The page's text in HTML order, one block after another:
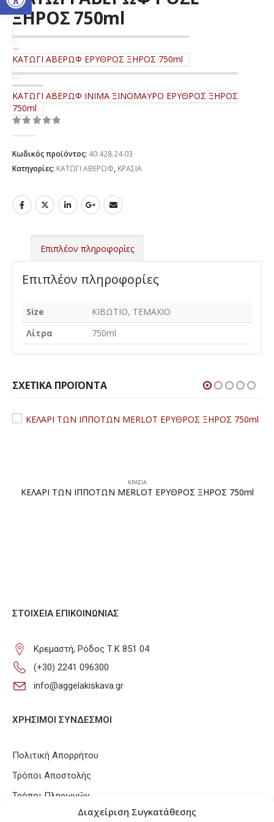
Διαχείριση Συγκατάθεσης
ΞΗΡΟΣ 750ml
ΚΑΤΩΓΙ ΑΒΕΡΩΦ ΕΡΥΘΡΟΣ ΞΗΡΟΣ 750ml
ΚΑΤΩΓΙ ΑΒΕΡΩΦ ΙΝΙΜΑ ΞΙΝΟΜΑΥΡΟ ΕΡΥΘΡΟΣ ΞΗΡΟΣ
750ml
Κωδικός προϊόντος: 40.428.24.03
Κατηγορίες: ΚΑΤΩΓΙ ΑΒΕΡΩΦ, ΚΡΑΣΙΑ
Επιπλέον πληροφορίες
Επιπλέον πληροφορίες
Size
ΚΙΒΩΤΙΟ, ΤΕΜΑΧΙΟ
Λίτρα
750ml
ΣΧΕΤΙΚΆ ΠΡΟΪΌΝΤΑ
ΚΡΑΣΙΑ
ΚΕΛΑΡΙ ΤΩΝ ΙΠΠΟΤΩΝ MERLOT ΕΡΥΘΡΟΣ ΞΗΡΟΣ 750ml
ΣΤΟΙΧΕΊΑ ΕΠΙΚΟΙΝΩΝΊΑΣ
Κρεμαστή, Ρόδος Τ.Κ 851 04
(+30) 2241 096300
info@aggelakiskava.gr
ΧΡΗΣΙΜΟΙ ΣΥΝΔΕΣΜΟΙ
Πολιτική Απορρήτου
Τρόποι Αποστολής
Τρόποι Πληρωμών
Πολιτική Επιστροφών / Ακυρώσεων